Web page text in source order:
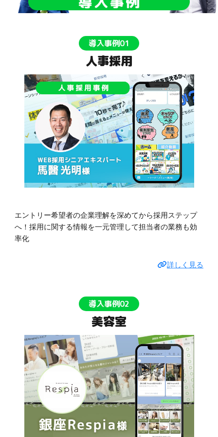
導入事例01
人事採用
エントリー希望者の企業理解を深めてから採用ステップ
へ！採用に関する情報を一元管理して担当者の業務も効
率化
詳しく見る
導入事例02
美容室